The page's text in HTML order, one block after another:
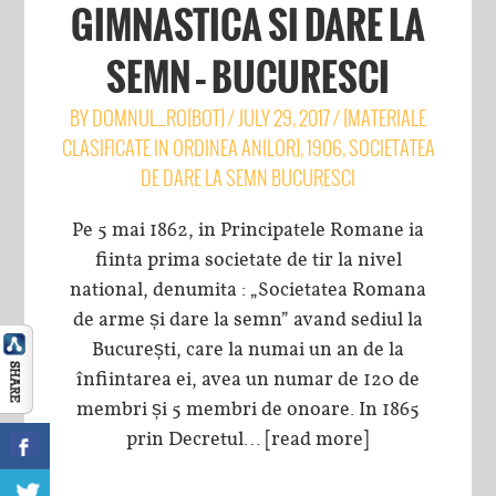
GIMNASTICA SI DARE LA
SEMN – BUCURESCI
BYDOMNUL_RO[BOT]/JULY 29, 2017/[MATERIALE
CLASIFICATE IN ORDINEA ANILOR],1906,SOCIETATEA
DE DARE LA SEMN BUCURESCI
Pe 5 mai 1862, in Principatele Romane ia
fiinta prima societate de tir la nivel
national, denumita : „Societatea Romana
de arme și dare la semn” avand sediul la
București, care la numai un an de la
înfiintarea ei, avea un numar de 120 de
membri și 5 membri de onoare. In 1865
prin Decretul… [read more]